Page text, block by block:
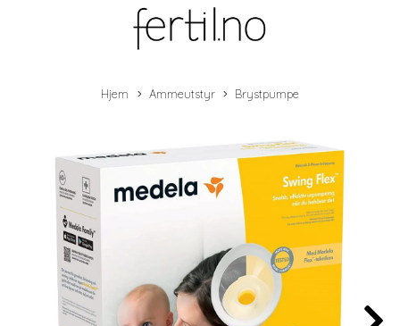
Hjem Ammeutstyr Brystpumpe